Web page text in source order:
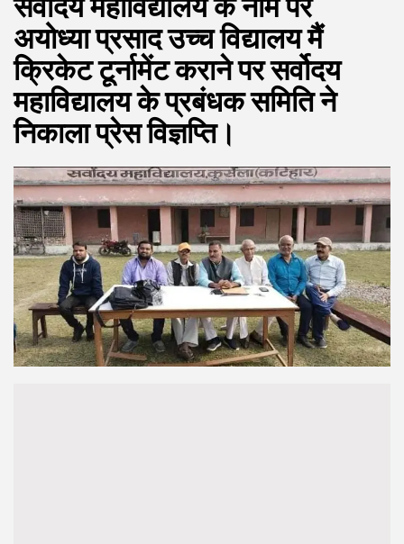
सर्वोदय महाविद्यालय के नाम पर
अयोध्या प्रसाद उच्च विद्यालय मैं
क्रिकेट टूर्नामेंट कराने पर सर्वोदय
महाविद्यालय के प्रबंधक समिति ने
निकाला प्रेस विज्ञप्ति।